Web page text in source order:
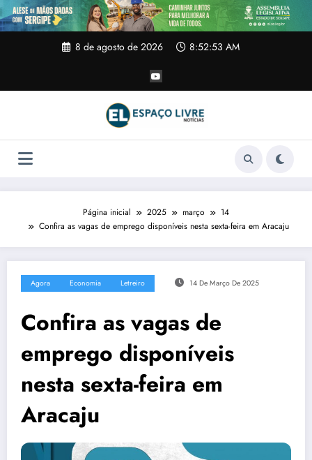
Pular
para
o
8 de agosto de 2026 8:52:53 AM
Página inicial 2025 março
14
Confira as vagas de emprego disponíveis nesta sexta-feira em Aracaju
Agora Economia Letreiro 14 De Março De 2025
Confira as vagas de
emprego disponíveis
nesta sexta-feira em
Aracaju